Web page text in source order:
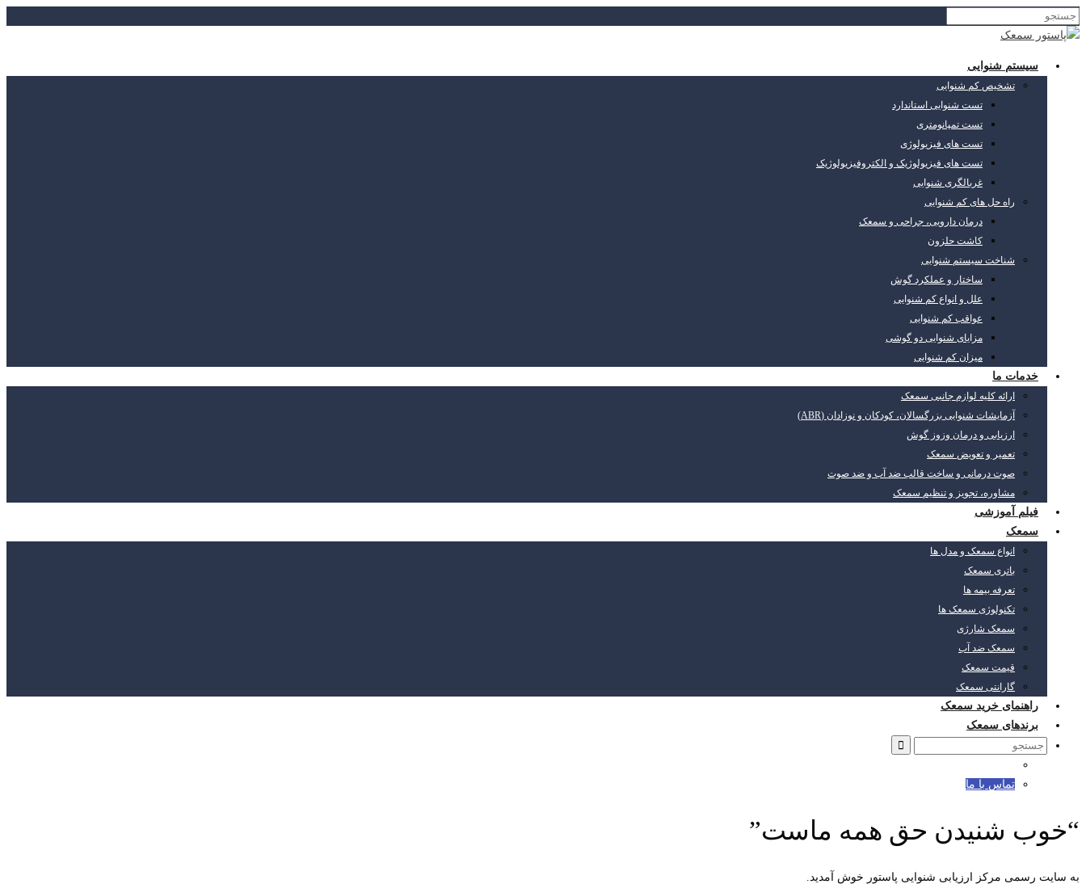
سیستم شنوایی
تشخیص کم شنوایی
تست شنوایی استاندارد
تست تمپانومتری
تست های فیزیولوژی
تست های فیزیولوژیک و الکتروفیزیولوژیک
غربالگری شنوایی
راه حل های کم شنوایی
درمان دارویی، جراحی و سمعک
کاشت حلزون
شناخت سیستم شنوایی
ساختار و عملکرد گوش
علل و انواع کم شنوایی
عواقب کم شنوایی
مزایای شنوایی دو گوشی
میزان کم شنوایی
خدمات ما
ارائه کلیه لوازم جانبی سمعک
آزمایشات شنوایی بزرگسالان، کودکان و نوزادان (ABR)
ارزیابی و درمان وزوز گوش
تعمیر و تعویض سمعک
صوت درمانی و ساخت قالب ضد آب و ضد صوت
مشاوره، تجویز و تنظیم سمعک
فیلم آموزشی
سمعک
انواع سمعک و مدل ها
باتری سمعک
تعرفه بیمه ها
تکنولوژی سمعک ها
سمعک شارژی
سمعک ضد آب
قیمت سمعک
گارانتی سمعک
راهنمای خرید سمعک
برندهای سمعک
Search
تماس با ما
“خوب شنیدن حق همه ماست”
به سایت رسمی مرکز ارزیابی شنوایی پاستور خوش آمدید.